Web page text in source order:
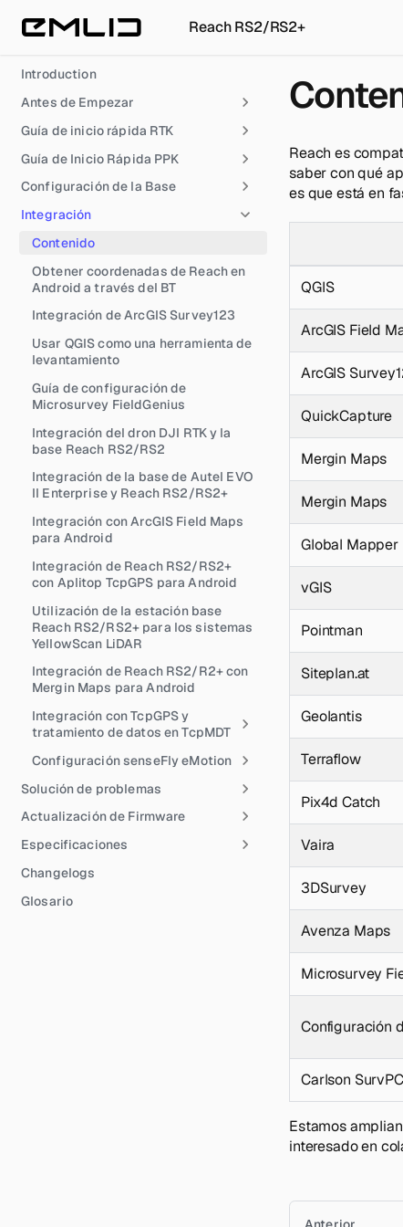
Reach RS2/RS2+
Introduction
Antes de Empezar
Guía de inicio rápida RTK
Guía de Inicio Rápida PPK
Configuración de la Base
Integración
Contenido
Obtener coordenadas de Reach en
Android a través del BT
Integración de ArcGIS Survey123
Usar QGIS como una herramienta de
levantamiento
Guía de configuración de
Microsurvey FieldGenius
Integración del dron DJI RTK y la
base Reach RS2/RS2
Integración de la base de Autel EVO
II Enterprise y Reach RS2/RS2+
Integración con ArcGIS Field Maps
para Android
Integración de Reach RS2/RS2+
con Aplitop TcpGPS para Android
Utilización de la estación base
Reach RS2/RS2+ para los sistemas
YellowScan LiDAR
Integración de Reach RS2/R2+ con
Mergin Maps para Android
Integración con TcpGPS y
tratamiento de datos en TcpMDT
Configuración senseFly eMotion
Solución de problemas
Actualización de Firmware
Especificaciones
Changelogs
Glosario
Reach es
saber con qué
es que está en
QGIS
ArcGIS Field
ArcGIS
QuickCapture
Mergin Maps
Mergin Maps
Global Mapper
vGIS
Pointman
Siteplan.at
Geolantis
Terraflow
Pix4d Catch
Vaira
3DSurvey
Avenza Maps
Microsurvey
Configuración
Carlson SurvPC
Estamos
interesado en